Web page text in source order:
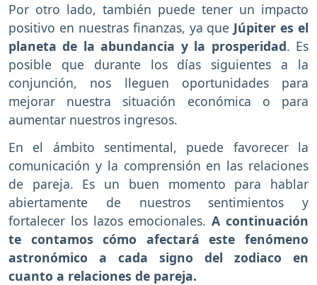
Por otro lado, también puede tener un impacto
positivo en nuestras finanzas, ya que Júpiter es el
planeta de la abundancia y la prosperidad. Es
posible que durante los días siguientes a la
conjunción, nos lleguen oportunidades para
mejorar nuestra situación económica o para
aumentar nuestros ingresos.
En el ámbito sentimental, puede favorecer la
comunicación y la comprensión en las relaciones
de pareja. Es un buen momento para hablar
abiertamente de nuestros sentimientos y
fortalecer los lazos emocionales. A continuación
te contamos cómo afectará este fenómeno
astronómico a cada signo del zodiaco en
cuanto a relaciones de pareja.